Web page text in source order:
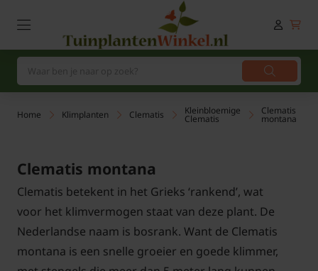
Home Klimplanten Clematis Kleinbloemige
Clematis
Clematis
montana
Clematis montana
Clematis betekent in het Grieks ‘rankend’, wat
voor het klimvermogen staat van deze plant. De
Nederlandse naam is bosrank. Want de Clematis
montana is een snelle groeier en goede klimmer,